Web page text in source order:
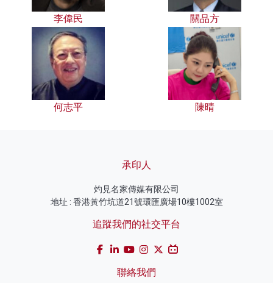
李偉民 關品方
何志平 陳晴
承印人
灼見名家傳媒有限公司
地址 : 香港黃竹坑道21號環匯廣場10樓1002室
追蹤我們的社交平台
聯絡我們